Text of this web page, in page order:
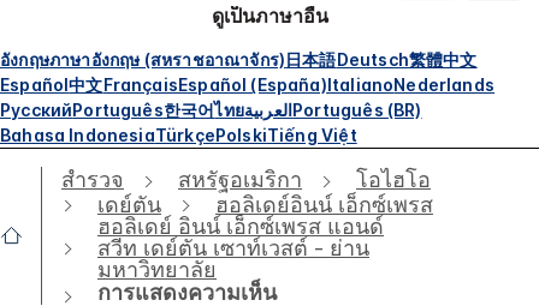
ดูเป็นภาษาอื่น
อังกฤษภาษาอังกฤษ (สหราชอาณาจักร)日本語Deutsch繁體中文
Español中文FrançaisEspañol (España)ItalianoNederlands
РусскийPortuguês한국어ไทยالعربيةPortuguês (BR)
Bahasa IndonesiaTürkçePolskiTiếng Việt
สำรวจ สหรัฐอเมริกา
โอไฮโอ
เดย์ตัน
ฮอลิเดย์อินน์ เอ็กซ์เพรส
ฮอลิเดย์ อินน์ เอ็กซ์เพรส แอนด์
สวีท เดย์ตัน เซาท์เวสต์ - ย่าน
มหาวิทยาลัย
การแสดงความเห็น